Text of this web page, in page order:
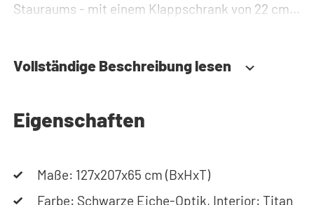
Stauraums - mit einem Klappschrank von 22 cm
Wäschekörbe problemlos verstauen und haben
und Leitungen hinter dem Schrank für Trockner
auf Waschmaschine versteckt. Somit sorgt der
Hauswirtschaftsraum.
Vollständige Beschreibung lesen
Eigenschaften
Maße: 127x207x65 cm (BxHxT)
Farbe: Schwarze Eiche-Optik, Interior: Titan